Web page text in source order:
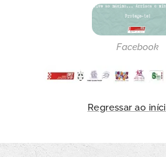
Facebook
Regressar ao